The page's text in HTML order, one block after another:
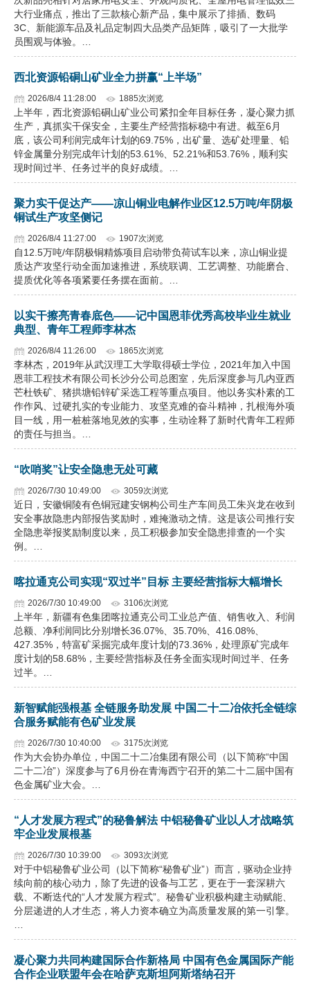
大行业痛点，推出了三款核心新产品，集中展示了排插、数码
3C、新能源车品及礼品定制四大品类产品矩阵，吸引了一大批学
员围观与体验。…
西北资源铅硐山矿业全力拼赢“上半场”
2026/8/4 11:28:00 1885次浏览
上半年，西北资源铅硐山矿业公司紧扣全年目标任务，凝心聚力抓
生产，真抓实干保安全，主要生产经营指标稳中有进。截至6月
底，该公司利润完成年计划的69.75%，出矿量、选矿处理量、铅
锌金属量分别完成年计划的53.61%、52.21%和53.76%，顺利实
现时间过半、任务过半的良好成绩。…
聚力实干促达产——凉山铜业电解作业区12.5万吨/年阴极
铜试生产攻坚侧记
2026/8/4 11:27:00 1907次浏览
自12.5万吨/年阴极铜精炼项目启动带负荷试车以来，凉山铜业提
质达产攻坚行动全面加速推进，系统联调、工艺调整、功能磨合、
提质优化等各项紧要任务摆在面前。…
以实干擦亮青春底色——记中国恩菲优秀高校毕业生就业
典型、青年工程师李林杰
2026/8/4 11:26:00 1865次浏览
李林杰，2019年从武汉理工大学取得硕士学位，2021年加入中国
恩菲工程技术有限公司长沙分公司总图室，先后深度参与几内亚西
芒杜铁矿、猪拱塘铅锌矿采选工程等重点项目。他以务实朴素的工
作作风、过硬扎实的专业能力、攻坚克难的奋斗精神，扎根海外项
目一线，用一桩桩落地见效的实事，生动诠释了新时代青年工程师
的责任与担当。…
“吹哨奖”让安全隐患无处可藏
2026/7/30 10:49:00 3059次浏览
近日，安徽铜陵有色铜冠建安钢构公司生产车间员工朱兴龙在收到
安全事故隐患内部报告奖励时，难掩激动之情。这是该公司推行安
全隐患举报奖励制度以来，员工积极参加安全隐患排查的一个实
例。…
喀拉通克公司实现“双过半”目标 主要经营指标大幅增长
2026/7/30 10:49:00 3106次浏览
上半年，新疆有色集团喀拉通克公司工业总产值、销售收入、利润
总额、净利润同比分别增长36.07%、35.70%、416.08%、
427.35%，特富矿采掘完成年度计划的73.36%，处理原矿完成年
度计划的58.68%，主要经营指标及任务全面实现时间过半、任务
过半。…
新智赋能强根基 全链服务助发展 中国二十二冶依托全链综
合服务赋能有色矿业发展
2026/7/30 10:40:00 3175次浏览
作为大会协办单位，中国二十二冶集团有限公司（以下简称“中国
二十二冶”）深度参与了6月份在青海西宁召开的第二十二届中国有
色金属矿业大会。…
“人才发展方程式”的秘鲁解法 中铝秘鲁矿业以人才战略筑
牢企业发展根基
2026/7/30 10:39:00 3093次浏览
对于中铝秘鲁矿业公司（以下简称“秘鲁矿业”）而言，驱动企业持
续向前的核心动力，除了先进的设备与工艺，更在于一套深耕六
载、不断迭代的“人才发展方程式”。秘鲁矿业积极构建主动赋能、
分层递进的人才生态，将人力资本确立为高质量发展的第一引擎。
凝心聚力共同构建国际合作新格局 中国有色金属国际产能
合作企业联盟年会在哈萨克斯坦阿斯塔纳召开